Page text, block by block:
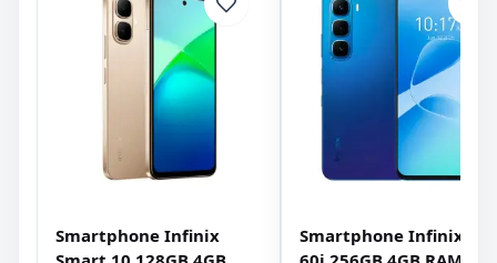
Smartphone Infinix
Smartphone Infinix Hot